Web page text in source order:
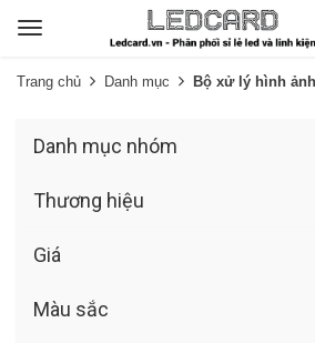
Toggle
Trang chủ Danh mục Bộ xử lý hình
Danh mục nhóm
Thương hiệu
Giá
Màu sắc